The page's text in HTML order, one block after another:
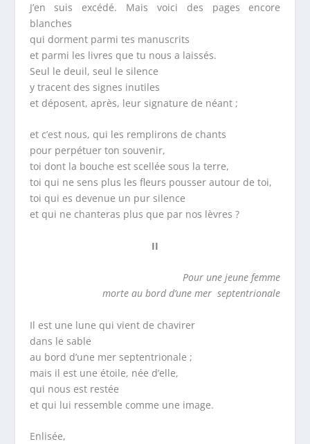
J’en suis excédé. Mais voici des pages encore
blanches
qui dorment parmi tes manuscrits
et parmi les livres que tu nous a laissés.
Seul le deuil, seul le silence
y tracent des signes inutiles
et déposent, après, leur signature de néant ;
et c’est nous, qui les remplirons de chants
pour perpétuer ton souvenir,
toi dont la bouche est scellée sous la terre,
toi qui ne sens plus les fleurs pousser autour de toi,
toi qui es devenue un pur silence
et qui ne chanteras plus que par nos lèvres ?
II
Pour une jeune femme
morte au bord d’une mer septentrionale
Il est une lune qui vient de chavirer
dans le sable
au bord d’une mer septentrionale ;
mais il est une étoile, née d’elle,
qui nous est restée
et qui lui ressemble comme une image.
Enlisée,